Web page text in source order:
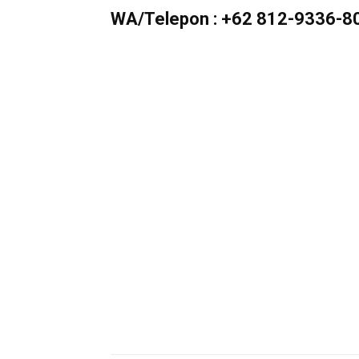
WA/Telepon : +62 812-9336-